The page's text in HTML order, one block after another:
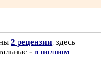
2 рецензии, здесь
- в полном